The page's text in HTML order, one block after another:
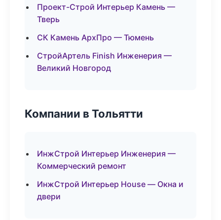
Проект-Строй Интерьер Камень —
Тверь
СК Камень АрхПро — Тюмень
СтройАртель Finish Инженерия —
Великий Новгород
Компании в Тольятти
ИнжСтрой Интерьер Инженерия —
Коммерческий ремонт
ИнжСтрой Интерьер House — Окна и
двери